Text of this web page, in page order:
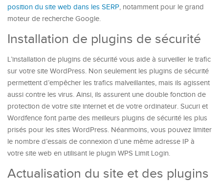
position du site web dans les SERP, notamment pour le grand
moteur de recherche Google.
Installation de plugins de sécurité
L’installation de plugins de sécurité vous aide à surveiller le trafic
sur votre site WordPress. Non seulement les plugins de sécurité
permettent d’empêcher les trafics malveillantes, mais ils agissent
aussi contre les virus. Ainsi, ils assurent une double fonction de
protection de votre site internet et de votre ordinateur. Sucuri et
Wordfence font partie des meilleurs plugins de sécurité les plus
prisés pour les sites WordPress. Néanmoins, vous pouvez limiter
le nombre d’essais de connexion d’une même adresse IP à
votre site web en utilisant le plugin WPS Limit Login.
Actualisation du site et des plugins